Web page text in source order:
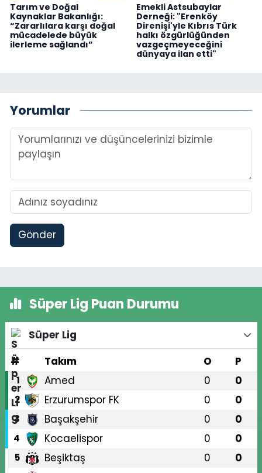
Tarım ve Doğal
Kaynaklar Bakanlığı:
“Zararlılara karşı doğal
mücadelede büyük
ilerleme sağlandı”
Emekli Astsubaylar
Derneği: "Erenköy
Direnişi'yle Kıbrıs Türk
halkı özgürlüğünden
vazgeçmeyeceğini
dünyaya ilan etti"
Yorumlar
Gönder
Süper Lig Puan Durumu
Süper Lig
#
Takım O P
1 Amed 0 0
2 Erzurumspor FK 0 0
3 Başakşehir 0 0
4 Kocaelispor 0 0
5 Beşiktaş 0 0